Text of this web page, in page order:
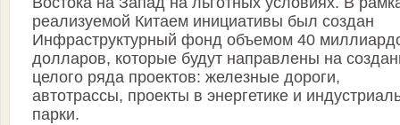
реализуемой Китаем инициативы был создан
Инфраструктурный фонд объемом 40
долларов, которые будут направлены на
целого ряда проектов: железные дороги,
автотрассы, проекты в энергетике и
парки.